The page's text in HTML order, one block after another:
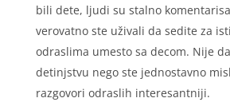
bili dete, ljudi su stalno
verovatno ste uživali da sedite za
odraslima umesto sa decom. Nije
detinjstvu nego ste jednostavno
razgovori odraslih interesantniji.